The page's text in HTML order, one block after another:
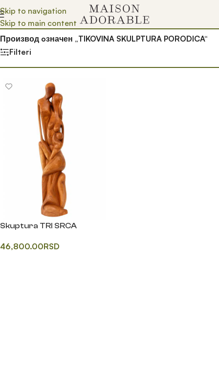
Skip to navigation
Skip to main content
Почетна/Prodavnica/
Производ oзначен „TIKOVINA SKULPTURA PORODICA“
Filteri
Skuptura TRI SRCA
46,800.00RSD